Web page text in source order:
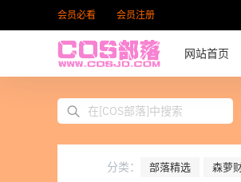
会员必看 会员注册
网站首页
分类： 部落精选 森萝